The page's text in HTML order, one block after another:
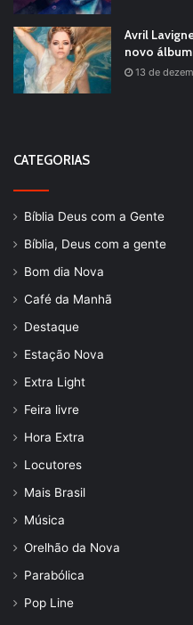
Avril
novo álbum
13 de
CATEGORIAS
Bíblia Deus com a Gente
Bíblia, Deus com a gente
Bom dia Nova
Café da Manhã
Destaque
Estação Nova
Extra Light
Feira livre
Hora Extra
Locutores
Mais Brasil
Música
Orelhão da Nova
Parabólica
Pop Line